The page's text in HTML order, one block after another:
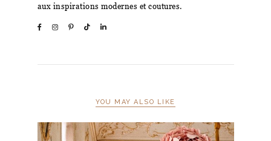
aux inspirations modernes et coutures.
YOU MAY ALSO LIKE